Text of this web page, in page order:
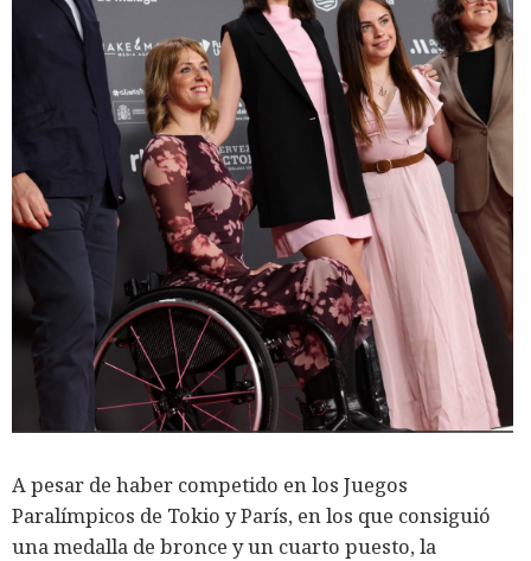
A pesar de haber competido en los Juegos
Paralímpicos de Tokio y París, en los que consiguió
una medalla de bronce y un cuarto puesto, la